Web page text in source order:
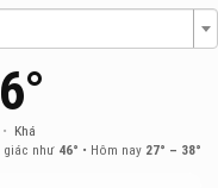
• Khá
giác như 46° • Hôm nay 27° – 38°